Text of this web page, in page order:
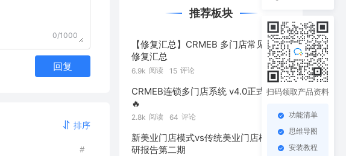
0/1000
回复
排序
#
推荐板块
【修复汇总】CRMEB 多门店常见问题
修复汇总
6.9k 阅读 15 评论
CRMEB连锁多门店系统 v4.0正式发布
🔥
2.8k 阅读 64 评论
新美业门店模式vs传统美业门店模式 调
研报告第二期
扫码领取产品资料
功能清单
思维导图
安装教程